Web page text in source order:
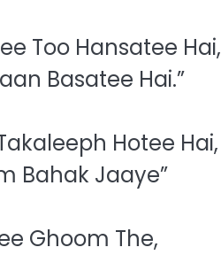
Too‍ Hansatee Hai,
Basatee Hai.”
Hotee Hai,
Bahak Jaaye”
Ghoom The,